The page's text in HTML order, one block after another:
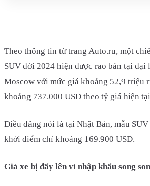
Theo thông tin từ trang Auto.ru, một
SUV đời 2024 hiện được rao bán tại
Moscow với mức giá khoảng 52,9 triệu
khoảng 737.000 USD theo tỷ giá hiện
Điều đáng nói là tại Nhật Bản, mẫu
khởi điểm chỉ khoảng 169.900 USD.
Giá xe bị đẩy lên vì nhập khẩu song